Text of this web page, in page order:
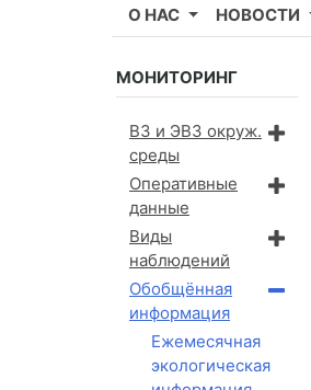
О НАС НОВОСТИ
МОНИТОРИНГ
ВЗ и ЭВЗ окруж.
среды
Оперативные
данные
Виды
наблюдений
Обобщённая
информация
Ежемесячная
экологическая